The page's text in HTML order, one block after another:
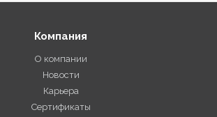
Компания
О компании
Новости
Карьера
Сертификаты